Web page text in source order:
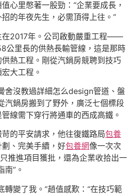
心里憋著一股勁：“企業要成長，
的年夜先生，必需頂得上往。”
在2017年。公司啟動嚴重工程——
公里長的供熱長輸管線，這是那時
熱工程。剛從汽鍋房競聘到技巧
大工程。
舍沒教過詳細怎么design管道、盤
汽鍋房搬到了野外，廣泛七個標段
線需下穿行將通車的西成高鐵。
的平安請求，他往復鐵路局包養
、完美手續，好包養網像一次次
推進項目獲批，還為企業收拾出一
南”。
轉變了我。”趙值感歎：“在技巧範